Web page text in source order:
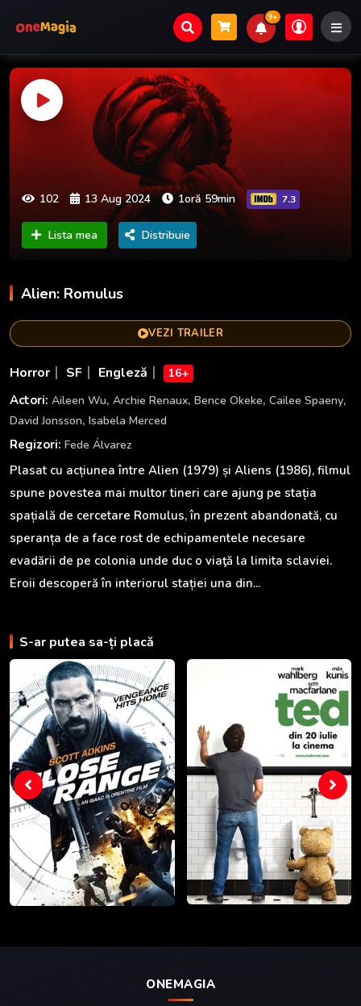
9+
102 13 Aug 2024 1oră 59min 7.3
Lista mea Distribuie
Alien: Romulus
VEZI TRAILER
Horror SF Engleză 16+
Actori: Aileen Wu, Archie Renaux, Bence Okeke, Cailee Spaeny,
David Jonsson, Isabela Merced
Regizori: Fede Álvarez
Plasat cu acțiunea între Alien (1979) și Aliens (1986), filmul
spune povestea mai multor tineri care ajung pe stația
spațială de cercetare Romulus, în prezent abandonată, cu
speranța de a face rost de echipamentele necesare
evadării de pe colonia unde duc o viaţă la limita sclaviei.
Eroii descoperă în interiorul stației una din...
S-ar putea sa-ți placă
ONEMAGIA